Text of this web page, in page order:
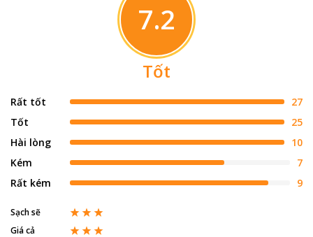
7.2
Tốt
Rất tốt
27
Tốt
25
Hài lòng
10
Kém
7
Rất kém
9
Sạch sẽ
Giá cả